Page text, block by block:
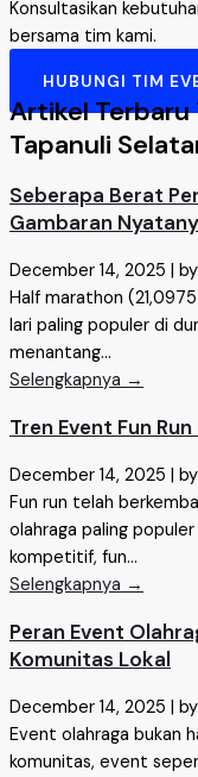
Konsultasikan
bersama tim kami.
HUBUNGI TIM
Artikel Terbaru
Tapanuli
Seberapa Berat
Gambaran
December 14, 2025 |
Half marathon
lari paling populer di
menantang...
Selengkapnya →
Tren Event Fun
December 14, 2025
Fun run telah
olahraga paling
kompetitif, fun...
Selengkapnya →
Peran Event
Komunitas Lokal
December 14, 2025
Event olahraga bukan
komunitas, event